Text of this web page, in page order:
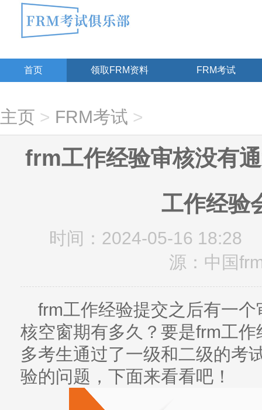
首页 领取FRM资料 FRM考试
主页 > FRM考试 >
frm工作经验审核没有
工作经验
时间：2024-05-16 18:28
源：中国
frm工作经验提交之后有一
核空窗期有多久？要是frm工
多考生通过了一级和二级的考
验的问题，下面来看看吧！